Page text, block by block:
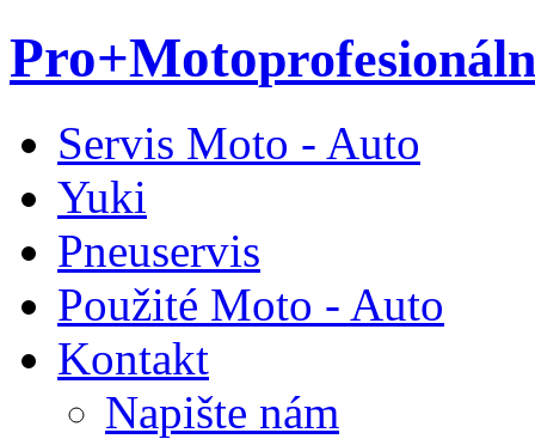
Pro+Moto
Servis Moto - Auto
Yuki
Pneuservis
Použité Moto - Auto
Kontakt
Napište nám